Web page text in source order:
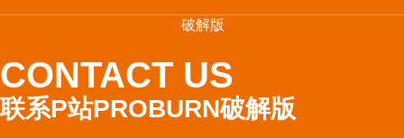
破解版
CONTACT US
联系P站PROBURN破解版